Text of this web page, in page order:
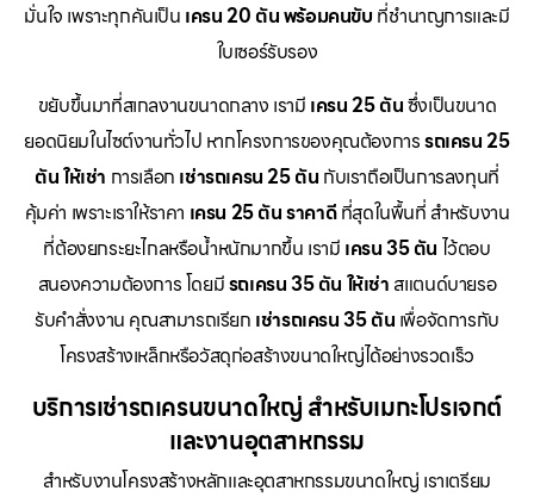
มั่นใจ เพราะทุกคันเป็น เครน 20 ตัน พร้อมคนขับ ที่ชำนาญการและมี
ใบเซอร์รับรอง
ขยับขึ้นมาที่สเกลงานขนาดกลาง เรามี เครน 25 ตันซึ่งเป็นขนาด
ยอดนิยมในไซต์งานทั่วไป หากโครงการของคุณต้องการรถเครน 25
ตัน ให้เช่า การเลือก เช่ารถเครน 25 ตัน กับเราถือเป็นการลงทุนที่
คุ้มค่า เพราะเราให้ราคา เครน 25 ตัน ราคาดีที่สุดในพื้นที่ สำหรับงาน
ที่ต้องยกระยะไกลหรือน้ำหนักมากขึ้น เรามี เครน 35 ตัน ไว้ตอบ
สนองความต้องการ โดยมีรถเครน 35 ตัน ให้เช่า สแตนด์บายรอ
รับคำสั่งงาน คุณสามารถเรียก เช่ารถเครน 35 ตัน เพื่อจัดการกับ
โครงสร้างเหล็กหรือวัสดุก่อสร้างขนาดใหญ่ได้อย่างรวดเร็ว
บริการเช่ารถเครนขนาดใหญ่ สำหรับเมกะโปรเจกต์
และงานอุตสาหกรรม
สำหรับงานโครงสร้างหลักและอุตสาหกรรมขนาดใหญ่ เราเตรียม